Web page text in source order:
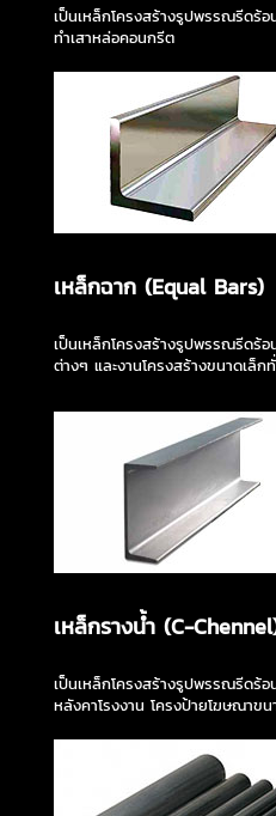
เป็นเหล็กโครงสร้างรูปพรรณรีดร้อ
ทำเสาหล่อคอนกรีต
เหล็กฉาก (Equal Bars)
เป็นเหล็กโครงสร้างรูปพรรณรีดร้อ
ต่างๆ และงานโครงสร้างขนาดเล็ก
เหล็กรางน้ำ (C-
เป็นเหล็กโครงสร้างรูปพรรณรีดร้อ
หลังคาโรงงาน โครงป้ายโฆษณาข